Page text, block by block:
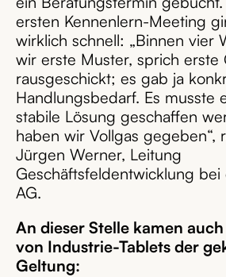
ersten Kennenlern-Meeting
wirklich schnell: „Binnen vier
wir erste Muster, sprich erste
rausgeschickt; es gab ja
Handlungsbedarf. Es musste
stabile Lösung geschaffen
haben wir Vollgas gegeben“,
Jürgen Werner, Leitung
Geschäftsfeldentwicklung
AG.
An dieser Stelle kamen
von Industrie-Tablets der
Geltung: